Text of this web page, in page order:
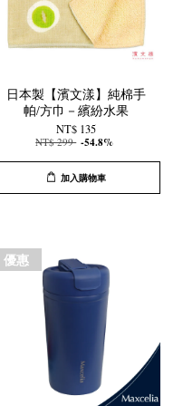
日本製【濱文漾】純棉手
帕/方巾－繽紛水果
NT$ 135
NT$ 299 -54.8%
加入購物車
優惠